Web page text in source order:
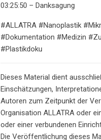
03:25:50 – Danksagung
#ALLATRA #Nanoplastik
#Dokumentation #Medizin
#Plastikdoku
Dieses Material dient
Einschätzungen,
Autoren zum Zeitpunkt der
Organisation ALLATRA oder
oder einer verbundenen
Die Veröffentlichung dieses